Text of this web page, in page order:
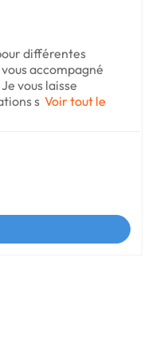
différentes
accompagné
vous laisse
s Voir tout le